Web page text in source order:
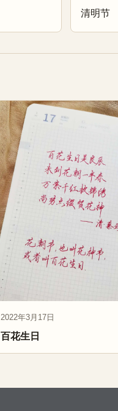
清明节
2022年3月17日
百花生日